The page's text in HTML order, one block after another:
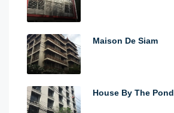
Maison De Siam
House By The Pond